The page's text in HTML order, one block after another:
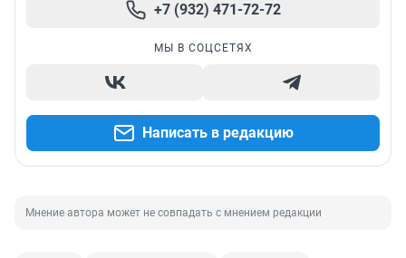
+7 (932) 471-72-72
МЫ В СОЦСЕТЯХ
Написать в редакцию
Мнение автора может не совпадать с мнением редакции